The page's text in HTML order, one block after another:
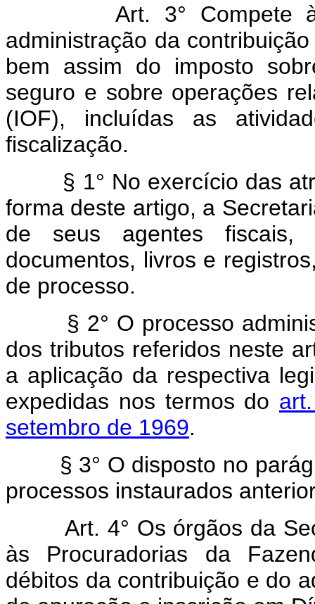
Art. 3° Compete
administração da
bem assim do imposto
seguro e sobre operações
(IOF), incluídas as
fiscalização.
§ 1° No exercício das
forma deste artigo, a
de seus agentes fiscais,
documentos, livros e
de processo.
§ 2° O processo
dos tributos referidos neste
a aplicação da respectiva
expedidas nos termos do
setembro de 1969.
§ 3° O disposto no
processos instaurados
Art. 4° Os órgãos da
às Procuradorias da
débitos da contribuição e do